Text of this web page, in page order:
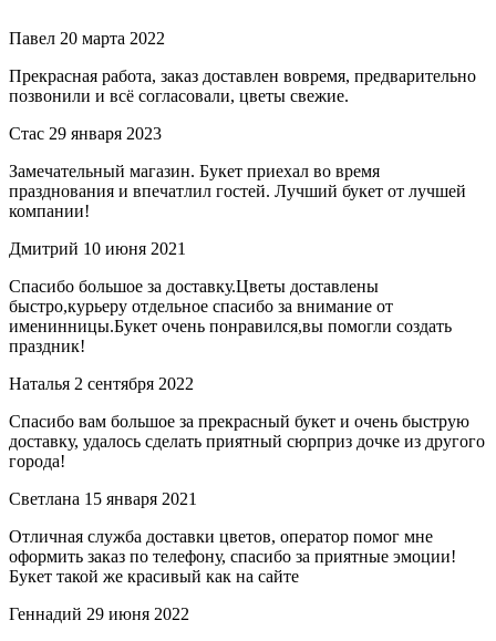
Павел 20 марта 2022
Прекрасная работа, заказ доставлен вовремя, предварительно
позвонили и всё согласовали, цветы свежие.
Стас 29 января 2023
Замечательный магазин. Букет приехал во время
празднования и впечатлил гостей. Лучший букет от лучшей
компании!
Дмитрий 10 июня 2021
Спасибо большое за доставку.Цветы доставлены
быстро,курьеру отдельное спасибо за внимание от
именинницы.Букет очень понравился,вы помогли создать
праздник!
Наталья 2 сентября 2022
Спасибо вам большое за прекрасный букет и очень быструю
доставку, удалось сделать приятный сюрприз дочке из другого
города!
Светлана 15 января 2021
Отличная служба доставки цветов, оператор помог мне
оформить заказ по телефону, спасибо за приятные эмоции!
Букет такой же красивый как на сайте
Геннадий 29 июня 2022